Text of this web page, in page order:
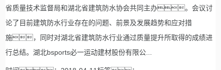
省质量技术监督局和湖北省建筑防水协会共同主办。会议讨
论了目前建筑防水行业存在的问题、前景及发展趋势和应对措
施，同时对湖北省建筑防水行业通过质量提升所取得的成绩进
行总结。湖北bsports必一运动建材股份有限公...